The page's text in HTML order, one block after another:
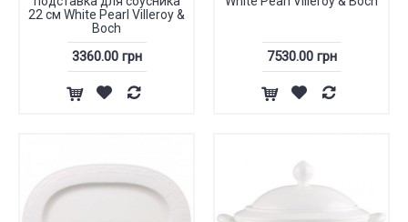
22 см White Pearl Villeroy &
Boch
3360.00 грн 7530.00 грн